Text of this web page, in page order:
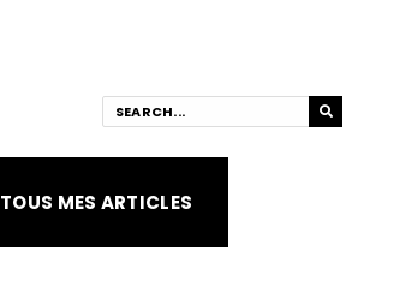
TOUS MES ARTICLES